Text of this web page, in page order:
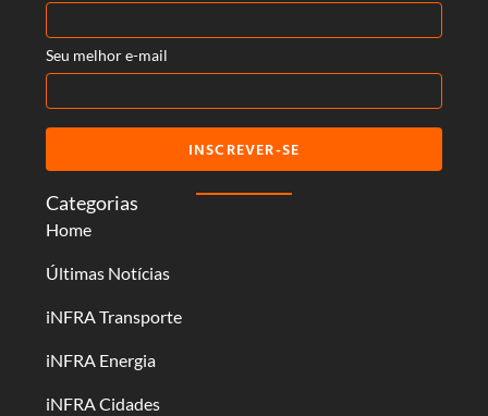
Categorias
Home
Últimas Notícias
iNFRA Transporte
iNFRA Energia
iNFRA Cidades
Seu melhor e-mail
INSCREVER-SE